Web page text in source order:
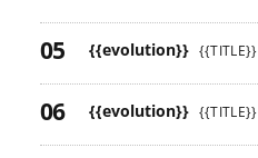
{{evolution}} {{TITLE}}
{{evolution}} {{TITLE}}